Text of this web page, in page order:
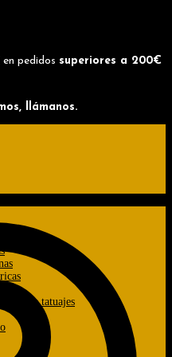
pedidos superiores a 200€
llámanos.
de tatuajes